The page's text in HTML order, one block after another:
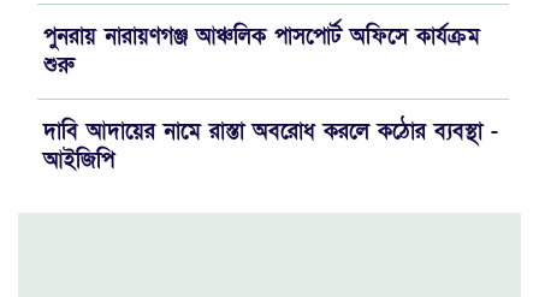
পুনরায় নারায়ণগঞ্জ আঞ্চলিক পাসপোর্ট অফিসে কার্যক্রম
শুরু
দাবি আদায়ের নামে রাস্তা অবরোধ করলে কঠোর ব্যবস্থা -
আইজিপি